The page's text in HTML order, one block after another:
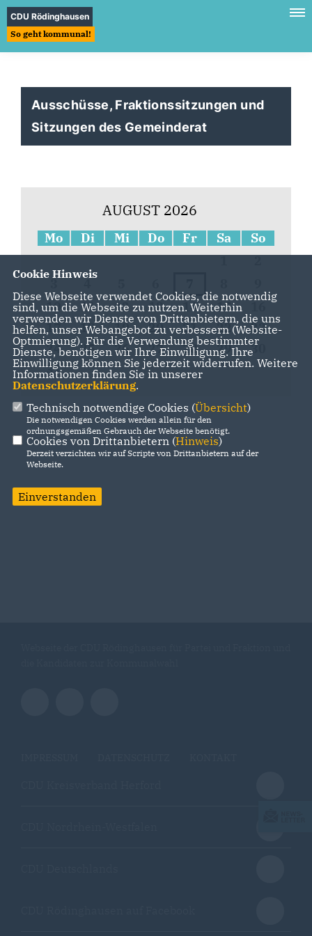
CDU Rödinghausen
So geht kommunal!
Ausschüsse, Fraktionssitzungen und
Sitzungen des Gemeinderat
AUGUST 2026
Mo Di Mi Do Fr Sa
So
10
11 12 13 14 15
17
18 19 20 21 22
23
24
25 26 27 28 29
30
31
Cookie Hinweis
Diese Webseite verwendet Cookies, die notwendig
sind, um die Webseite zu nutzen. Weiterhin
verwenden wir Dienste von Drittanbietern, die uns
helfen, unser Webangebot zu verbessern (Website-
Optmierung). Für die Verwendung bestimmter
Dienste, benötigen wir Ihre Einwilligung. Ihre
Einwilligung können Sie jederzeit widerrufen. Weitere
Informationen finden Sie in unserer
Datenschutzerklärung.
Technisch notwendige Cookies (Übersicht)
Die notwendigen Cookies werden allein für den
ordnungsgemäßen Gebrauch der Webseite benötigt.
Cookies von Drittanbietern (Hinweis)
Derzeit verzichten wir auf Scripte von Drittanbietern auf der
Webseite.
Einverstanden